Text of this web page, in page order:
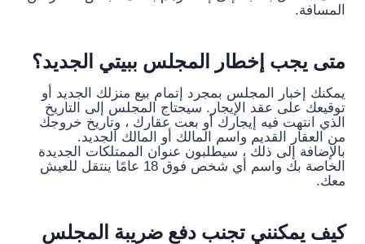
المسافة.
متى يجب إخطار المجلس ببيتي الجديد؟
يمكنك إخبار المجلس بمجرد إتمام بيع منزلك الجديد أو
توقيعك على عقد الإيجار. سيحتاج المجلس إلى التاريخ
الذي انتهت فيه إيجارك أو بعت عقارك ، وتاريخ خروجك
من العقار القديم واسم المالك أو المالك الجديد.
بالإضافة إلى ذلك ، سيطلبون عنوان الممتلكات الجديدة
الخاصة بك واسم أي شخص فوق 18 عامًا ينتقل للعيش
معك.
كيف يمكنني تجنب دفع ضريبة المجلس